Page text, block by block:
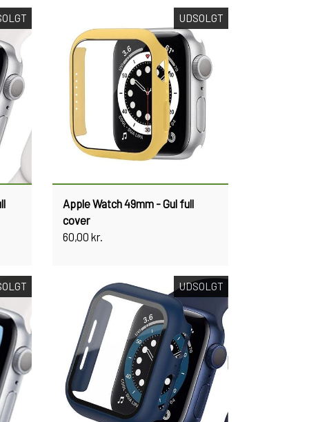
UDSOLGT
Apple Watch 49mm - Gul full
cover
60,00 kr.
UDSOLGT